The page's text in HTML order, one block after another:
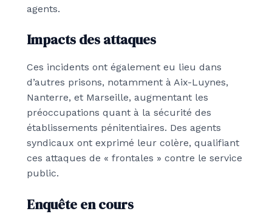
agents.
Impacts des attaques
Ces incidents ont également eu lieu dans
d’autres prisons, notamment à Aix-Luynes,
Nanterre, et Marseille, augmentant les
préoccupations quant à la sécurité des
établissements pénitentiaires. Des agents
syndicaux ont exprimé leur colère, qualifiant
ces attaques de « frontales » contre le service
public.
Enquête en cours